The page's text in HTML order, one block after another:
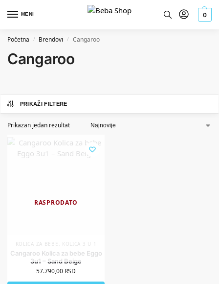
MENI 0
Početna / Brendovi / Cangaroo
Cangaroo
PRIKAŽI FILTERE
Prikazan jedan rezultat
RASPRODATO
KOLICA ZA BEBE KOLICA 3 U 1
Cangaroo Kolica za bebe Eggo
3u1 – Sand Beige
57.790,00 RSD